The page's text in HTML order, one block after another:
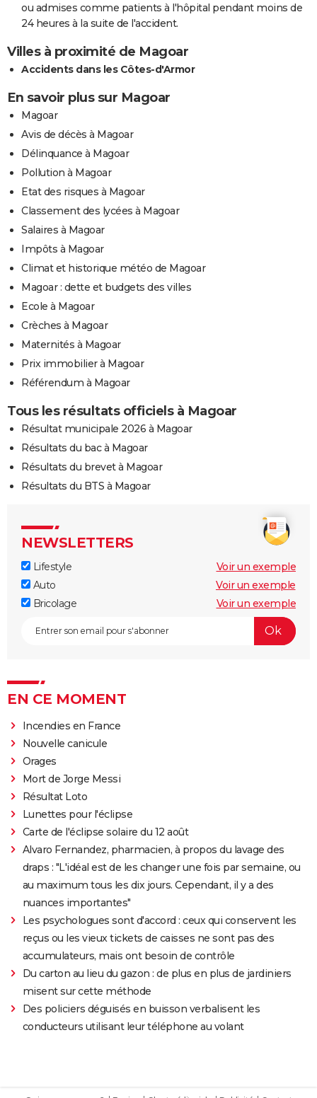
ou admises comme patients à l'hôpital pendant moins de
24 heures à la suite de l'accident.
Villes à proximité de Magoar
Accidents dans les Côtes-d'Armor
En savoir plus sur Magoar
Magoar
Avis de décès à Magoar
Délinquance à Magoar
Pollution à Magoar
Etat des risques à Magoar
Classement des lycées à Magoar
Salaires à Magoar
Impôts à Magoar
Climat et historique météo de Magoar
Magoar : dette et budgets des villes
Ecole à Magoar
Crèches à Magoar
Maternités à Magoar
Prix immobilier à Magoar
Référendum à Magoar
Tous les résultats officiels à Magoar
Résultat municipale 2026 à Magoar
Résultats du bac à Magoar
Résultats du brevet à Magoar
Résultats du BTS à Magoar
NEWSLETTERS
Lifestyle
Voir un exemple
Auto
Voir un exemple
Bricolage
Voir un exemple
EN CE MOMENT
Incendies en France
Nouvelle canicule
Orages
Mort de Jorge Messi
Résultat Loto
Lunettes pour l'éclipse
Carte de l'éclipse solaire du 12 août
Alvaro Fernandez, pharmacien, à propos du lavage des
draps : "L'idéal est de les changer une fois par semaine, ou
au maximum tous les dix jours. Cependant, il y a des
nuances importantes"
Les psychologues sont d'accord : ceux qui conservent les
reçus ou les vieux tickets de caisses ne sont pas des
accumulateurs, mais ont besoin de contrôle
Du carton au lieu du gazon : de plus en plus de jardiniers
misent sur cette méthode
Des policiers déguisés en buisson verbalisent les
conducteurs utilisant leur téléphone au volant